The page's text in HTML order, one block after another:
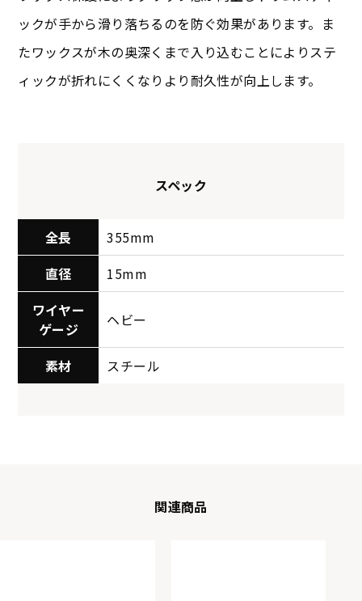
ックが手から滑り落ちるのを防ぐ効果があります。ま
たワックスが木の奥深くまで入り込むことによりステ
ィックが折れにくくなりより耐久性が向上します。
スペック
全長
355mm
直径
15mm
ワイヤー
ゲージ
ヘビー
素材 スチール
関連商品